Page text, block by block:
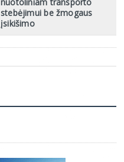
stebėjimui be žmogaus
įsikišimo